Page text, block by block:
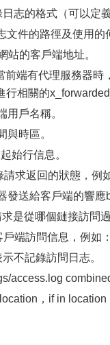
志的格式（可以定
件的路徑及使用的
站的客戶端地址。
前端有代理服務器
相關的
用戶名稱。
與時區。
始行信息。
求返回的狀態，例
發送給客戶端的響應
是從哪個鏈接訪問
端訪問信息，例如
不記錄訪問日志。
access.log
，if in location